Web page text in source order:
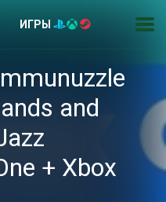
ИГРЫ
and
+ Xbox